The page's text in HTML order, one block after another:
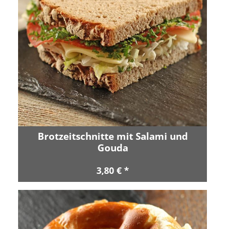
Brotzeitschnitte mit Salami und
Gouda
3,80 € *